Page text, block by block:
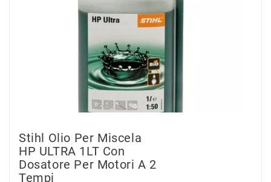
Stihl Olio Per Miscela
HP ULTRA 1LT Con
Dosatore Per Motori A 2
Tempi